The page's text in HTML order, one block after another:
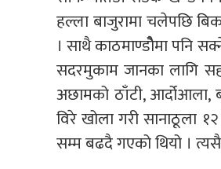
हल्ला बाजुरामा चलेपछि
। साथै काठमाण्डोैमा पनि
सदरमुकाम जानका लागि
अछामको ठाँटी, आर्दोआला,
विरे खोला गरी सानाठूला
सम्म बढदै गएको थियो ।